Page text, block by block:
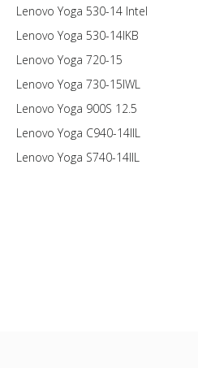
Lenovo Yoga 530-14 Intel
Lenovo Yoga 530-14IKB
Lenovo Yoga 720-15
Lenovo Yoga 730-15IWL
Lenovo Yoga 900S 12.5
Lenovo Yoga C940-14IIL
Lenovo Yoga S740-14IIL